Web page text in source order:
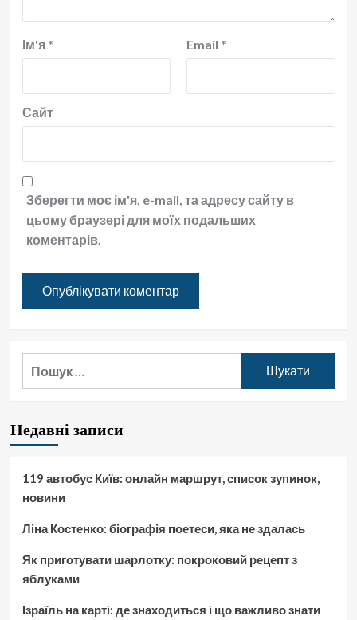
Ім'я * Email *
Сайт
Зберегти моє ім'я, e-mail, та адресу сайту в
цьому браузері для моїх подальших
коментарів.
Недавні записи
119 автобус Київ: онлайн маршрут, список зупинок,
новини
Ліна Костенко: біографія поетеси, яка не здалась
Як приготувати шарлотку: покроковий рецепт з
яблуками
Ізраїль на карті: де знаходиться і що важливо знати